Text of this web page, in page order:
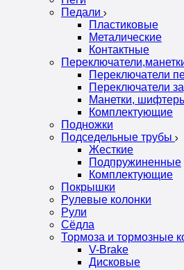
Педали
Пластиковые
Металические
Контактные
Переключатели
Переключатели
Манетки,
Комплектующие
Подножки
Подседельные трубы
Жесткие
Подпружиненные
Комплектующие
Покрышки
Рулевые колонки
Рули
Сёдла
Тормоза и тормозные
V-Brake
Дисковые